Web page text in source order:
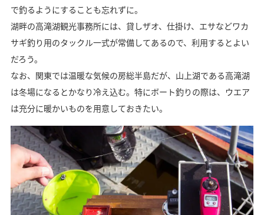
で釣るようにすることも忘れずに。
湖畔の高滝湖観光事務所には、貸しザオ、仕掛け、エサなどワカ
サギ釣り用のタックル一式が常備してあるので、利用するとよい
だろう。
なお、関東では温暖な気候の房総半島だが、山上湖である高滝湖
は冬場になるとかなり冷え込む。特にボート釣りの際は、ウエア
は充分に暖かいものを用意しておきたい。